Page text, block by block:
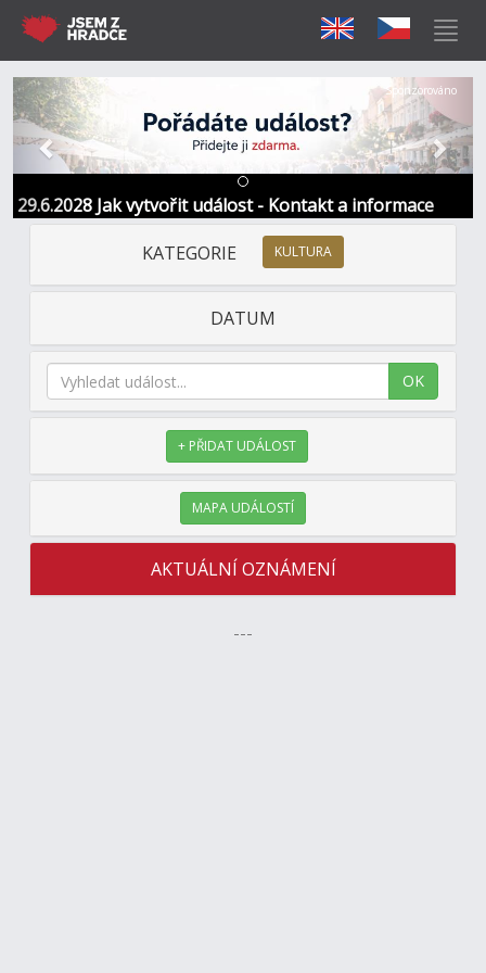
29.6.2028 Jak vytvořit událost - Kontakt a informace
Předchozí Další
Sponzorováno
KATEGORIE KULTURA
DATUM
OK
+ PŘIDAT UDÁLOST
MAPA UDÁLOSTÍ
AKTUÁLNÍ OZNÁMENÍ
---